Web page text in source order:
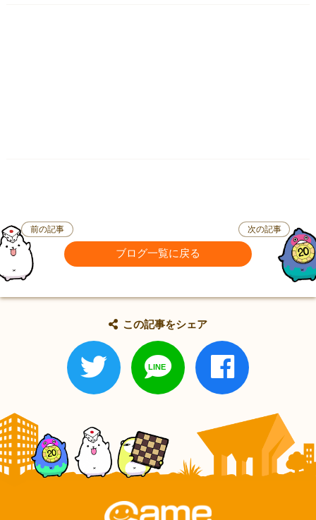
前の記事
ブログ一覧に戻る
次の記事
この記事をシェア